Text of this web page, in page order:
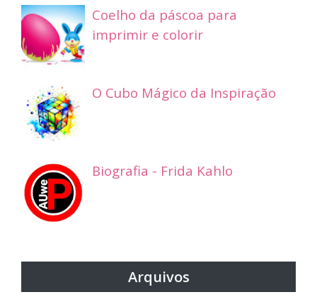
Coelho da páscoa para
imprimir e colorir
O Cubo Mágico da Inspiração
Biografia - Frida Kahlo
Arquivos